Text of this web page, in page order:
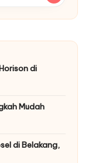
di
Mudah
di Belakang,